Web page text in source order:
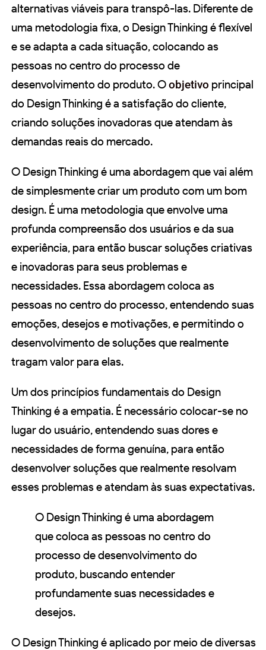
alternativas viáveis para transpô-las. Diferente de
uma metodologia fixa, o Design Thinking é flexível
e se adapta a cada situação, colocando as
pessoas no centro do processo de
desenvolvimento do produto. Oobjetivo principal
do Design Thinking é a satisfação do cliente,
criando soluções inovadoras que atendam às
demandas reais do mercado.
O Design Thinking é uma abordagem que vai além
de simplesmente criar um produto com um bom
design. É uma metodologia que envolve uma
profunda compreensão dos usuários e da sua
experiência, para então buscar soluções criativas
e inovadoras para seus problemas e
necessidades. Essa abordagem coloca as
pessoas no centro do processo, entendendo suas
emoções, desejos e motivações, e permitindo o
desenvolvimento de soluções que realmente
tragam valor para elas.
Um dos princípios fundamentais do Design
Thinking é a empatia. É necessário colocar-se no
lugar do usuário, entendendo suas dores e
necessidades de forma genuína, para então
desenvolver soluções que realmente resolvam
esses problemas e atendam às suas expectativas.
O Design Thinking é uma abordagem
que coloca as pessoas no centro do
processo de desenvolvimento do
produto, buscando entender
profundamente suas necessidades e
desejos.
O Design Thinking é aplicado por meio de diversas